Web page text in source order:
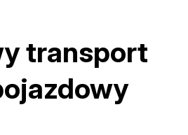
transport